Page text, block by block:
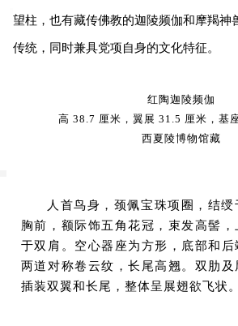
望柱，也有藏传佛教的迦陵频伽和摩羯神
传统，同时兼具党项自身的文化特征。
红陶迦陵频伽
高 38.7 厘米，翼展 31.5 厘米，基
西夏陵博物馆藏
人首鸟身，颈佩宝珠项圈，结
胸前，额际饰五角花冠，束发高髻
于双肩。空心器座为方形，底部和
两道对称卷云纹，长尾高翘。双肋
插装双翼和长尾，整体呈展翅欲飞状。